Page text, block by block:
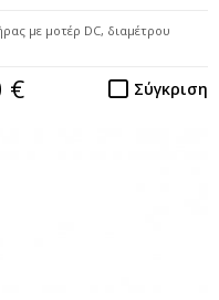
με μοτέρ DC, διαμέτρου
Σύγκριση
€